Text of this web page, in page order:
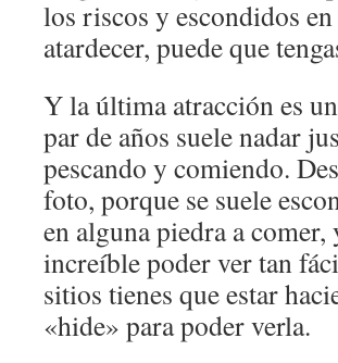
los riscos y escondidos
atardecer, puede que
Y la última atracción es
par de años suele nadar
pescando y comiendo.
foto, porque se suele
en alguna piedra a
increíble poder ver tan
sitios tienes que estar
«hide» para poder verla.